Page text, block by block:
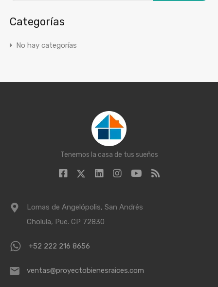
Categorías
No hay categorías
Tenemos la casa de tus sueños
Lomas de Angelópolis, San Andrés
Cholula, Pue. CP 72830
+52 222 216 8656
ventas@proyectobienesraices.com